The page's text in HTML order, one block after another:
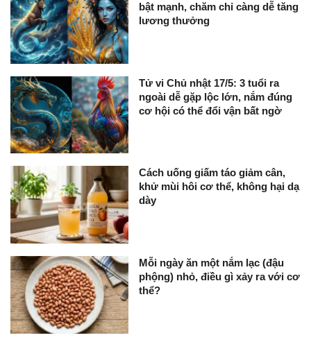
bật mạnh, chăm chỉ càng dễ tăng
lương thưởng
Tử vi Chủ nhật 17/5: 3 tuổi ra
ngoài dễ gặp lộc lớn, nắm đúng
cơ hội có thể đổi vận bất ngờ
Cách uống giấm táo giảm cân,
khử mùi hôi cơ thể, không hại dạ
dày
Mỗi ngày ăn một nắm lạc (đậu
phộng) nhỏ, điều gì xảy ra với cơ
thể?